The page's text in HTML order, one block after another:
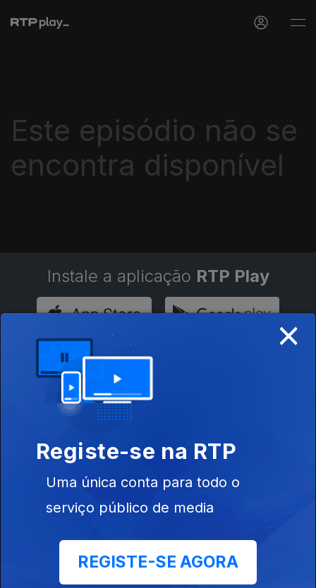
Este episódio não se
encontra disponível
Instale a aplicação RTP Play
Disponível para iOS, Android, Apple TV, Android TV e
CarPlay
×
Registe-se na RTP
Uma única conta para todo o
serviço público de media
REGISTE-SE AGORA